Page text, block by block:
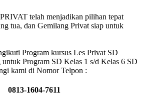
telah menjadikan pilihan tepat
tua, dan Gemilang Privat siap untuk
Program kursus Les Privat SD
Program SD Kelas 1 s/d Kelas 6 SD
kami di Nomor Telpon :
0813-1604-7611